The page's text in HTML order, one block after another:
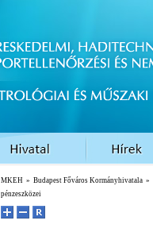
MKEH » Budapest Főváros Kormányhivatala »
pénzeszközei